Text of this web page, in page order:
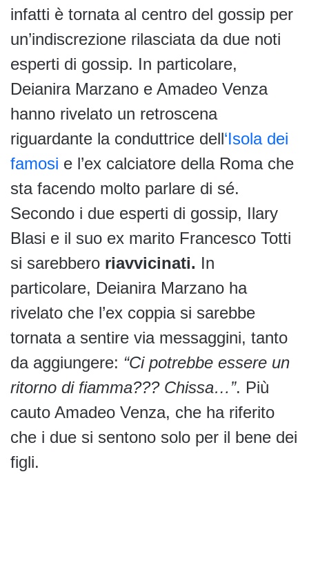
infatti è tornata al centro del gossip per
un’indiscrezione rilasciata da due noti
esperti di gossip. In particolare,
Deianira Marzano e Amadeo Venza
hanno rivelato un retroscena
riguardante la conduttrice dell‘Isola dei
famosi e l’ex calciatore della Roma che
sta facendo molto parlare di sé.
Secondo i due esperti di gossip, Ilary
Blasi e il suo ex marito Francesco Totti
si sarebbero riavvicinati. In
particolare, Deianira Marzano ha
rivelato che l’ex coppia si sarebbe
tornata a sentire via messaggini, tanto
da aggiungere: “Ci potrebbe essere un
ritorno di fiamma??? Chissa…”. Più
cauto Amadeo Venza, che ha riferito
che i due si sentono solo per il bene dei
figli.